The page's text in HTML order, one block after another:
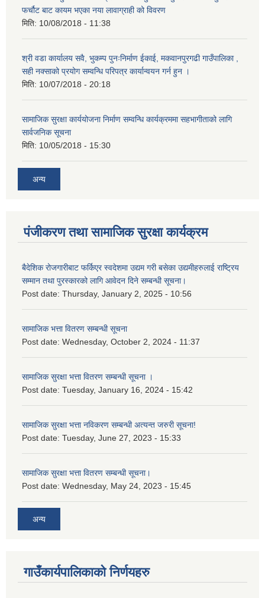
फर्चौट बाट कायम भएका नया लावाग्राही को विवरण
मिति: 10/08/2018 - 11:38
श्री वडा कार्यालय सवै, भुकम्प पुनःनिर्माण ईकाई, मकवानपुरगढी गाउँपालिका ,
सही नक्साको प्रयोग सम्वन्धि परिपत्र कार्यान्वयन गर्न हुन ।
मिति: 10/07/2018 - 20:18
सामाजिक सुरक्षा कार्ययोजना निर्माण सम्वन्धि कार्यक्रममा सहभागीताको लागि
सार्वजनिक सूचना
मिति: 10/05/2018 - 15:30
अन्य
पंजीकरण तथा सामाजिक सुरक्षा कार्यक्रम
बैदेशिक रोजगारीबाट फर्किएर स्वदेशमा उद्यम गरी बसेका उद्यमीहरुलाई राष्‍ट्रिय
सम्मान तथा पुरस्कारको लागि आवेदन दिने सम्बन्धी सूचना।
Post date: Thursday, January 2, 2025 - 10:56
सामाजिक भत्ता वितरण सम्बन्धी सूचना
Post date: Wednesday, October 2, 2024 - 11:37
सामाजिक सुरक्षा भत्ता वितरण सम्बन्धी सूचना ।
Post date: Tuesday, January 16, 2024 - 15:42
सामाजिक सुरक्षा भत्ता नविकरण सम्बन्धी अत्यन्त जरुरी सूचना!
Post date: Tuesday, June 27, 2023 - 15:33
सामाजिक सुरक्षा भत्ता वितरण सम्बन्धी सूचना।
Post date: Wednesday, May 24, 2023 - 15:45
अन्य
गाउँकार्यपालिकाको निर्णयहरु